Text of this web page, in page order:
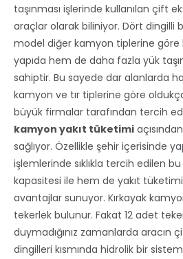
taşınması işlerinde kullanılan çift
araçlar olarak biliniyor. Dört dingilli
model diğer kamyon tiplerine
yapıda hem de daha fazla yük
sahiptir. Bu sayede dar alanlarda
kamyon ve tır tiplerine göre
büyük firmalar tarafından tercih
kamyon yakıt tüketimi
sağlıyor. Özellikle şehir içerisinde
işlemlerinde sıklıkla tercih edilen
kapasitesi ile hem de yakıt tüketimi
avantajlar sunuyor. Kırkayak
tekerlek bulunur. Fakat 12 adet
duymadığınız zamanlarda aracın
dingilleri kısmında hidrolik bir